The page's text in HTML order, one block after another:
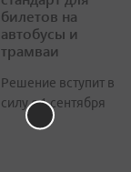
билетов на
автобусы и
трамваи
Решение вступит в
силу с 1 сентября